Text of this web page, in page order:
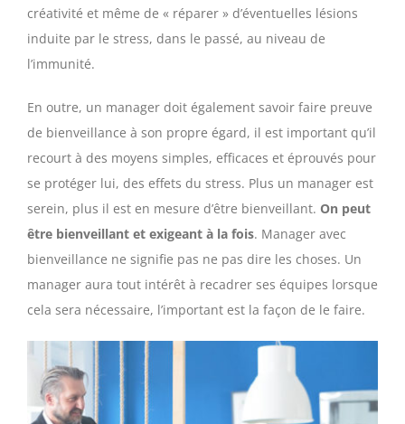
créativité et même de « réparer » d’éventuelles lésions
induite par le stress, dans le passé, au niveau de
l’immunité.
En outre, un manager doit également savoir faire preuve
de bienveillance à son propre égard, il est important qu’il
recourt à des moyens simples, efficaces et éprouvés pour
se protéger lui, des effets du stress. Plus un manager est
serein, plus il est en mesure d’être bienveillant. On peut
être bienveillant et exigeant à la fois. Manager avec
bienveillance ne signifie pas ne pas dire les choses. Un
manager aura tout intérêt à recadrer ses équipes lorsque
cela sera nécessaire, l’important est la façon de le faire.